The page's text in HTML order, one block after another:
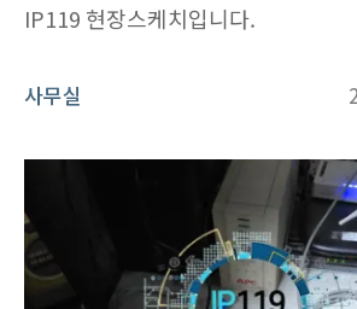
IP119 현장스케치입니다.
사무실